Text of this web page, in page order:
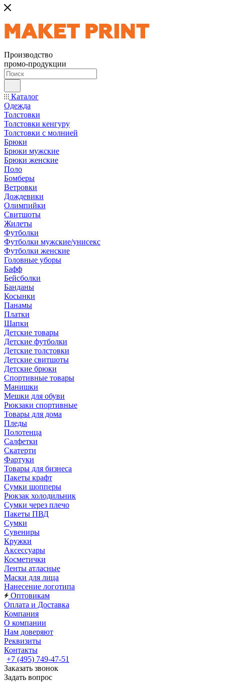
Производство
промо-продукции
Каталог
Одежда
Толстовки
Толстовки кенгуру
Толстовки с молнией
Брюки
Брюки мужские
Брюки женские
Поло
Бомберы
Ветровки
Дождевики
Олимпийки
Свитшоты
Жилеты
Футболки
Футболки мужские/унисекс
Футболки женские
Головные уборы
Бафф
Бейсболки
Банданы
Косынки
Панамы
Платки
Шапки
Детские товары
Детские футболки
Детские толстовки
Детские свитшоты
Детские брюки
Спортивные товары
Манишки
Мешки для обуви
Рюкзаки спортивные
Товары для дома
Пледы
Полотенца
Салфетки
Скатерти
Фартуки
Товары для бизнеса
Пакеты крафт
Сумки шопперы
Рюкзак холодильник
Сумки через плечо
Пакеты ПВД
Сумки
Сувениры
Кружки
Аксессуары
Косметички
Ленты атласные
Маски для лица
Нанесение логотипа
Оптовикам
Оплата и Доставка
Компания
О компании
Нам доверяют
Реквизиты
Контакты
+7 (495) 749-47-51
Заказать звонок
Задать вопрос